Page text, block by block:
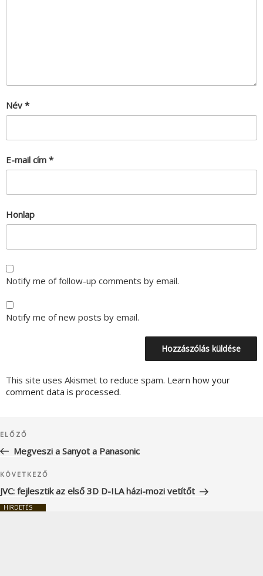
Név *
E-mail cím *
Honlap
Notify me of follow-up comments by email.
Notify me of new posts by email.
This site uses Akismet to reduce spam. Learn how your
comment data is processed.
navigáció
Korábbi
bejegyzés
ELŐZŐ
Megveszi a Sanyot a Panasonic
Következő
bejegyzés
KÖVETKEZŐ
JVC: fejlesztik az első 3D D-ILA házi-mozi vetítőt
HIRDETÉS